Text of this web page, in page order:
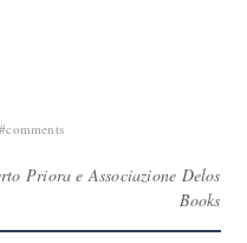
Priora e Associazione Delos
Books